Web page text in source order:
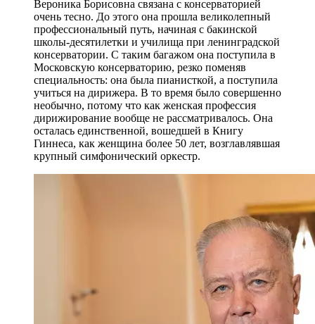
Вероника Борисовна связана с консерваторией
очень тесно. До этого она прошла великолепный
профессиональный путь, начиная с бакинской
школы-десятилетки и училища при ленинградской
консерватории. С таким багажом она поступила в
Московскую консерваторию, резко поменяв
специальность: она была пианисткой, а поступила
учиться на дирижера. В то время было совершенно
необычно, потому что как женская профессия
дирижирование вообще не рассматривалось. Она
осталась единственной, вошедшей в Книгу
Гиннеса, как женщина более 50 лет, возглавлявшая
крупный симфонический оркестр.